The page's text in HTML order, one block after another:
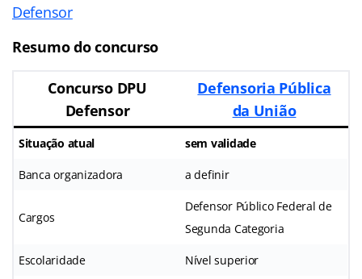
Defensor
Resumo do concurso
Concurso DPU
Defensor
Defensoria Pública
da União
Situação atual sem validade
Banca organizadora a definir
Cargos
Defensor Público Federal de
Segunda Categoria
Escolaridade Nível superior